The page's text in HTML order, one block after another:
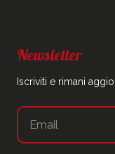
Newsletter
Iscriviti e rimani